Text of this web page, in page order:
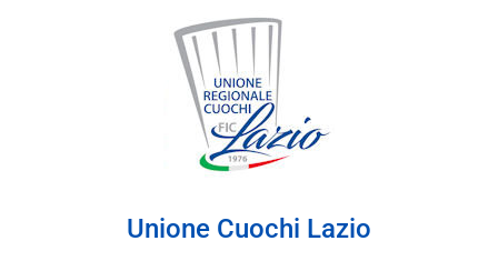
Unione Cuochi Lazio